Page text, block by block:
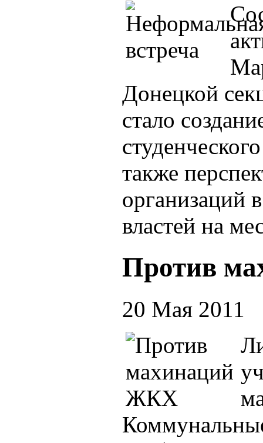
Донецкой
стало
также
организаций
властей на
Против
20 Мая 2011